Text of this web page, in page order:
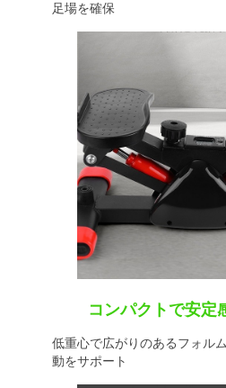
足場を確保
コンパクトで安定
低重心で広がりのあるフォル
動をサポート